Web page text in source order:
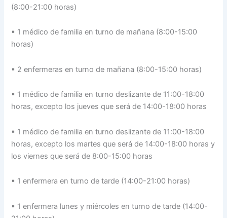
(8:00-21:00 horas)
▪ 1 médico de familia en turno de mañana (8:00-15:00
horas)
▪ 2 enfermeras en turno de mañana (8:00-15:00 horas)
▪ 1 médico de familia en turno deslizante de 11:00-18:00
horas, excepto los jueves que será de 14:00-18:00 horas
▪ 1 médico de familia en turno deslizante de 11:00-18:00
horas, excepto los martes que será de 14:00-18:00 horas y
los viernes que será de 8:00-15:00 horas
▪ 1 enfermera en turno de tarde (14:00-21:00 horas)
▪ 1 enfermera lunes y miércoles en turno de tarde (14:00-